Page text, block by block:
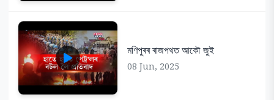
মণিপুৰৰ ৰাজপথত আকৌ জুই
08 Jun, 2025